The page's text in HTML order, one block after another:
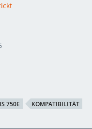
750E KOMPATIBILITÄT